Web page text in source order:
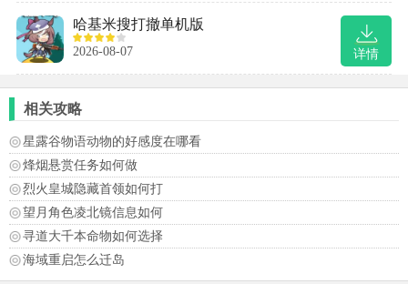
详情
哈基米搜打撤单机版
2026-08-07
相关攻略
星露谷物语动物的好感度在哪看
烽烟悬赏任务如何做
烈火皇城隐藏首领如何打
望月角色凌北镜信息如何
寻道大千本命物如何选择
海域重启怎么迁岛